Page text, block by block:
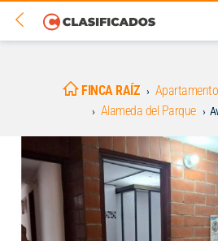
FINCA RAÍZ
Alameda del Parque